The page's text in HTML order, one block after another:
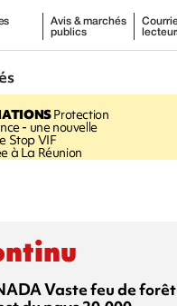
Avis & marchés
publics
Protection
- une nouvelle
Stop VIF
à La Réunion
Vaste feu de forêt